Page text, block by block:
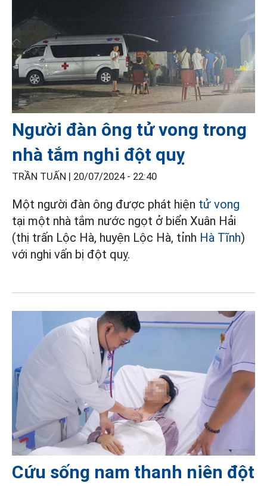
Người đàn ông tử vong trong
nhà tắm nghi đột quỵ
TRẦN TUẤN | 20/07/2024 - 22:40
Một người đàn ông được phát hiện tử vong
tại một nhà tắm nước ngọt ở biển Xuân Hải
(thị trấn Lộc Hà, huyện Lộc Hà, tỉnh Hà Tĩnh)
với nghi vấn bị đột quỵ.
Cứu sống nam thanh niên đột